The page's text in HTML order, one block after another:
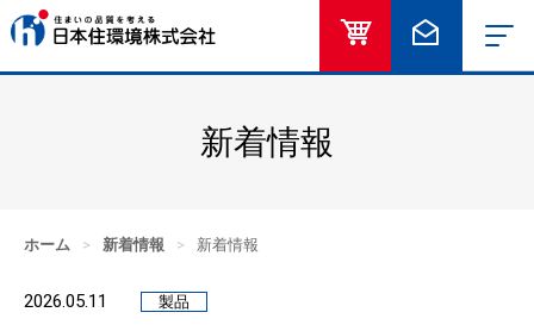
オンラインショ
新着情報
ホーム > 新着情報 > 新着情報
2026.05.11 製品